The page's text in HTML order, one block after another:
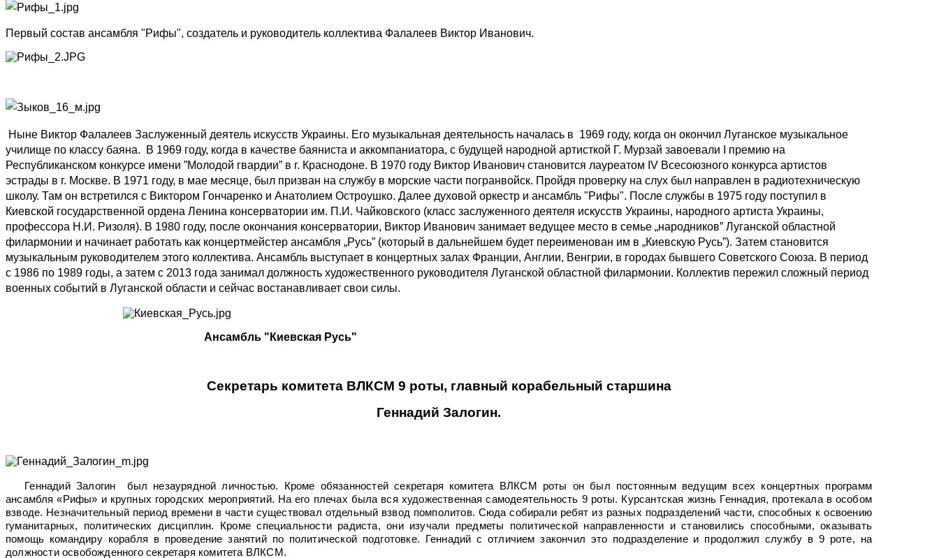
Первый состав ансамбля "Рифы", создатель и руководитель коллектива Фалалеев Виктор Иванович.
Ныне Виктор Фалалеев Заслуженный деятель искусств Украины. Его музыкальная деятельность началась в 1969 году, когда он окончил Луганское музыкальное
училище по классу баяна. В 1969 году, когда в качестве баяниста и аккомпаниатора, с будущей народной артисткой Г. Мурзай завоевали I премию на
Республиканском конкурсе имени ”Молодой гвардии” в г. Краснодоне. В 1970 году Виктор Иванович становится лауреатом IV Всесоюзного конкурса артистов
эстрады в г. Москве. В 1971 году, в мае месяце, был призван на службу в морские части погранвойск. Пройдя проверку на слух был направлен в радиотехническую
школу. Там он встретился с Виктором Гончаренко и Анатолием Остроушко. Далее духовой оркестр и ансамбль "Рифы". После службы в 1975 году поступил в
Киевской государственной ордена Ленина консерватории им. П.И. Чайковского (класс заслуженного деятеля искусств Украины, народного артиста Украины,
профессора Н.И. Ризоля). В 1980 году, после окончания консерватории, Виктор Иванович занимает ведущее место в семье „народников” Луганской областной
филармонии и начинает работать как концертмейстер ансамбля „Русь” (который в дальнейшем будет переименован им в „Киевскую Русь”). Затем становится
музыкальным руководителем этого коллектива. Ансамбль выступает в концертных залах Франции, Англии, Венгрии, в городах бывшего Советского Союза. В период
с 1986 по 1989 годы, а затем с 2013 года занимал должность художественного руководителя Луганской областной филармонии. Коллектив пережил сложный период
военных событий в Луганской области и сейчас востанавливает свои силы.
Ансамбль "Киевская Русь"
Секретарь комитета ВЛКСМ 9 роты, главный корабельный старшина
Геннадий Залогин.
Геннадий Залогин был незаурядной личностью. Кроме обязанностей секретаря комитета ВЛКСМ роты он был постоянным ведущим всех концертных программ
ансамбля «Рифы» и крупных городских мероприятий. На его плечах была вся художественная самодеятельность 9 роты. Курсантская жизнь Геннадия, протекала в особом
взводе. Незначительный период времени в части существовал отдельный взвод помполитов. Сюда собирали ребят из разных подразделений части, способных к освоению
гуманитарных, политических дисциплин. Кроме специальности радиста, они изучали предметы политической направленности и становились способными, оказывать
помощь командиру корабля в проведение занятий по политической подготовке. Геннадий с отличием закончил это подразделение и продолжил службу в 9 роте, на
должности освобожденного секретаря комитета ВЛКСМ.